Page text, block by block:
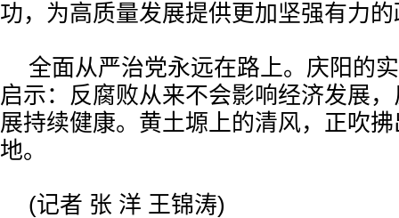
功，为高质量发展提供更加坚强有力的
全面从严治党永远在路上。庆阳的
启示：反腐败从来不会影响经济发展
展持续健康。黄土塬上的清风，正吹
地。
(记者 张 洋 王锦涛)